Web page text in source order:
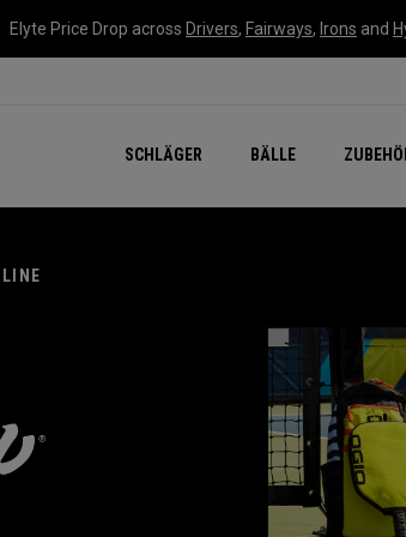
Elyte Price Drop across Drivers, Fairways, Irons and
SCHLÄGER BÄLLE